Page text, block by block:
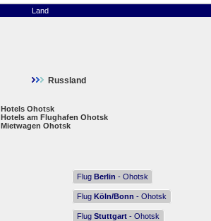
Land
Russland
Hotels Ohotsk
Hotels am Flughafen Ohotsk
Mietwagen Ohotsk
Flug Berlin - Ohotsk
Flug Köln/Bonn - Ohotsk
Flug Stuttgart - Ohotsk